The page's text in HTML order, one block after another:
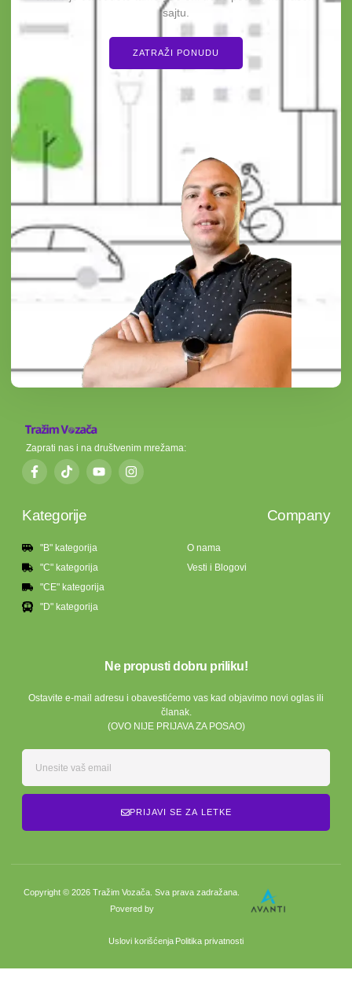
sajtu.
ZATRAŽI PONUDU
Zaprati nas i na društvenim mrežama:
Kategorije
"B" kategorija
"C" kategorija
"CE" kategorija
"D" kategorija
Company
O nama
Vesti i Blogovi
Ne propusti dobru priliku!
Ostavite e-mail adresu i obavestićemo vas kad objavimo novi oglas ili
članak.
(OVO NIJE PRIJAVA ZA POSAO)
PRIJAVI SE ZA LETKE
Copyright © 2026 Tražim Vozača. Sva prava zadražana.
Povered by
Uslovi korišćenja Politika privatnosti